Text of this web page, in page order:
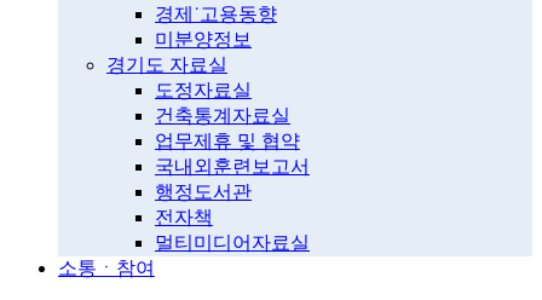
경제˙고용동향
미분양정보
경기도 자료실
도정자료실
건축통계자료실
업무제휴 및 협약
국내외훈련보고서
행정도서관
전자책
멀티미디어자료실
소통ㆍ참여